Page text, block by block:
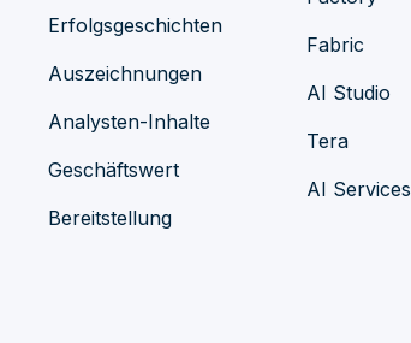
Erfolgsgeschichten
Auszeichnungen
Analysten-Inhalte
Geschäftswert
Bereitstellung
Fabric
AI Studio
Tera
AI Services